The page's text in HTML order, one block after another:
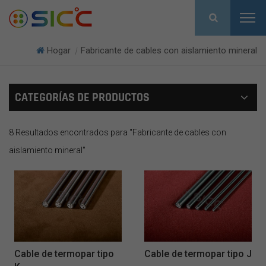
Hogar | Fabricante de cables con aislamiento mineral
CATEGORÍAS DE PRODUCTOS
8 Resultados encontrados para "Fabricante de cables con
aislamiento mineral"
Cable de termopar tipo
Cable de termopar tipo J